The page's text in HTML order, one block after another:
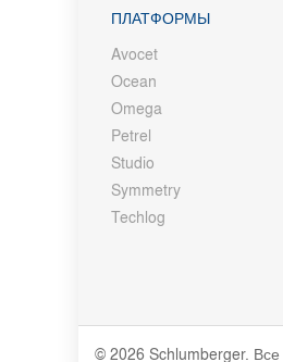
ПЛАТФОРМЫ
Avocet
Ocean
Omega
Petrel
Studio
Symmetry
Techlog
© 2026 Schlumberger.